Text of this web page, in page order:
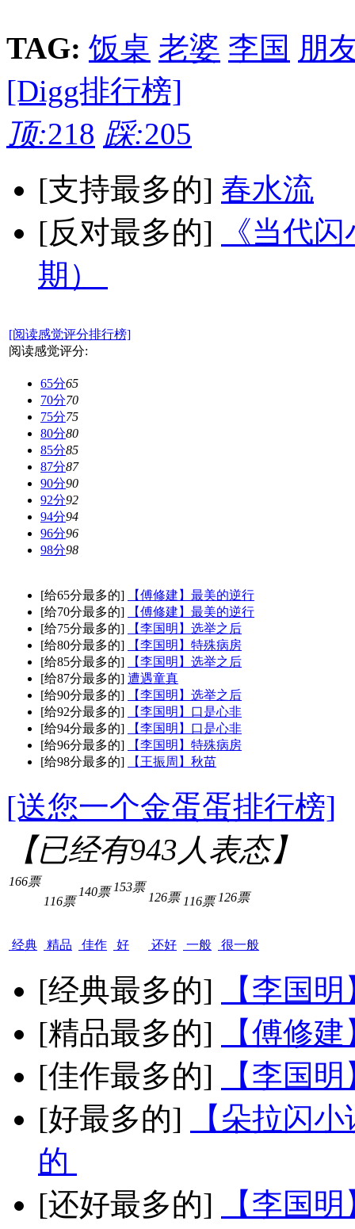
TAG: 饭桌 老婆 李国 朋
[Digg排行榜]
顶:218 踩:205
[支持最多的] 春水流
[反对最多的]
《当代
期）
[阅读感觉评分排行榜]
阅读感觉评分:
65分65
70分70
75分75
80分80
85分85
87分87
90分90
92分92
94分94
96分96
98分98
[给65分最多的]
【傅修建】最美的逆行
[给70分最多的]
【傅修建】最美的逆行
[给75分最多的]
【李国明】选举之后
[给80分最多的]
【李国明】特殊病房
[给85分最多的]
【李国明】选举之后
[给87分最多的] 遭遇童真
[给90分最多的]
【李国明】选举之后
[给92分最多的]
【李国明】口是心非
[给94分最多的]
【李国明】口是心非
[给96分最多的]
【李国明】特殊病房
[给98分最多的]
【王振周】秋苗
[送您一个金蛋蛋排行榜]
【已经有943人表态】
166票
经典
116票
精品
140票
佳作
153票
好
126票
还好
116票
一般
126票
很一般
[经典最多的]
【李国
[精品最多的]
【傅修
[佳作最多的]
【李国
[好最多的]
【朵拉闪
的
[还好最多的]
【李国